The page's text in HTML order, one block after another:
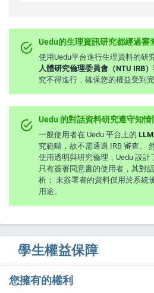
Uedu的生理資訊研究都經過審
使用Uedu平台進行生理資料的研
人體研究倫理委員會（NTU IRB）
究不得進行，確保您的權益受到完
Uedu 的對話資料研究遵守知情
一般使用者在 Uedu 平台上的
究範疇，故不需通過 IRB 審查。
使用透明與研究倫理，Uedu 設計
只有簽署同意書的使用者，其對
析； 未簽署者的資料僅用於系統
用途。
學生權益保障
您擁有的權利